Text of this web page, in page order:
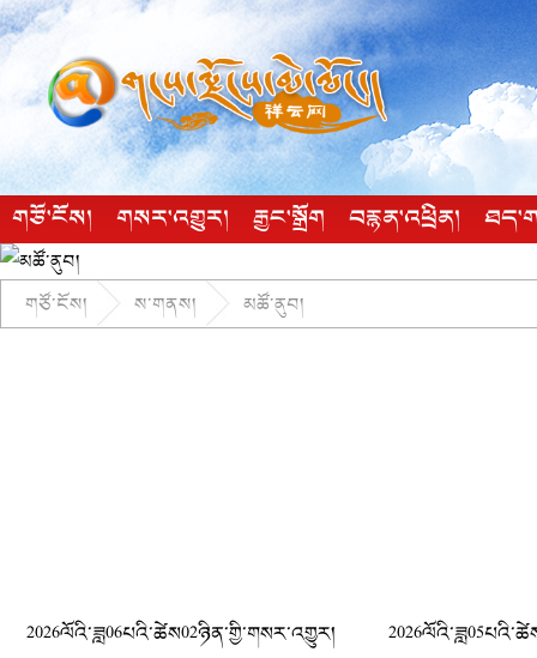
གཙོ་ངོས། གསར་འགྱུར། རྒྱང་སྒྲོག བརྙན་འཕྲིན།
གཙོ་ངོས། ས་གནས། མཚོ་ནུབ།
2026ལོའི་ཟླ06པའི་ཚེས02ཉིན་གྱི་གསར་འགྱུར།